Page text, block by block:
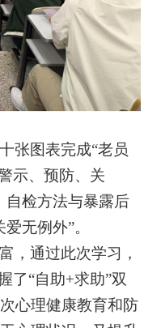
张图表完成“老员
示、预防、关
自检方法与暴露后
爱无例外”。
，通过此次学习，
了“自助+求助”双
心理健康教育和防